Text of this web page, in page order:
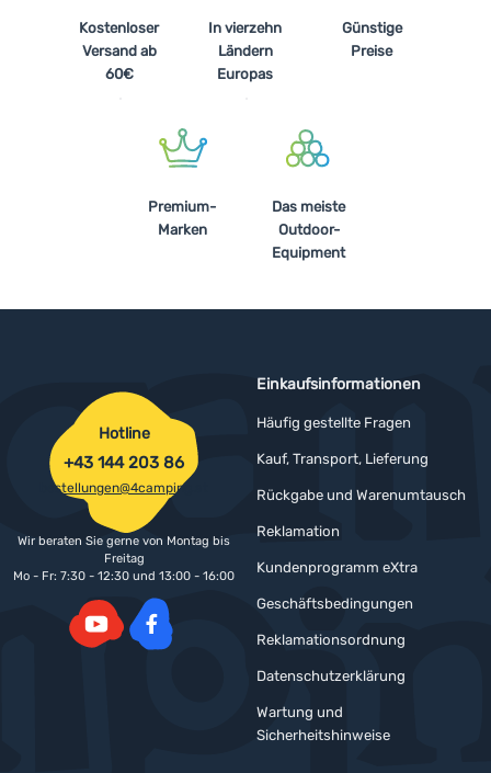
Kostenloser
Versand ab
60€
In vierzehn
Ländern
Europas
Günstige
Preise
Premium-
Marken
Das meiste
Outdoor-
Equipment
Einkaufsinformationen
Häufig gestellte Fragen
Kauf, Transport, Lieferung
Rückgabe und Warenumtausch
Reklamation
Kundenprogramm eXtra
Geschäftsbedingungen
Reklamationsordnung
Datenschutzerklärung
Wartung und
Sicherheitshinweise
Hotline
+43 144 203 86
bestellungen@4camping.at
Wir beraten Sie gerne von Montag bis
Freitag
Mo - Fr: 7:30 - 12:30 und 13:00 - 16:00